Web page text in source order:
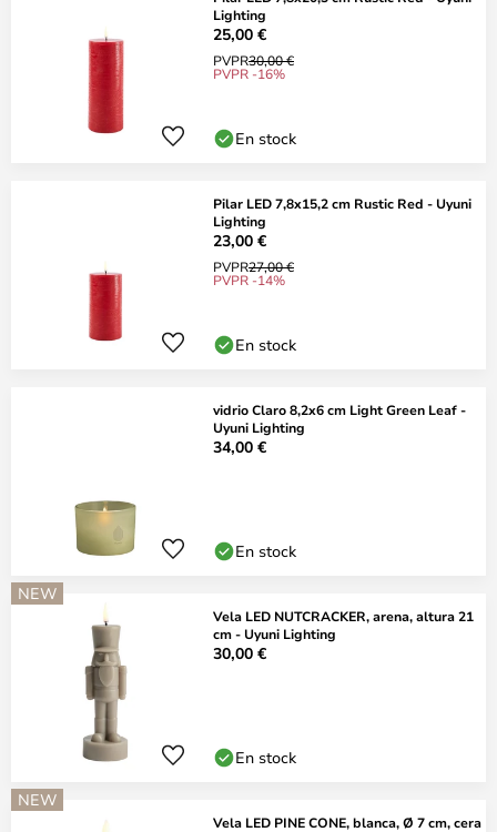
Lighting
25,00 €
PVPR30,00 €
PVPR -16%
En stock
Pilar LED 7,8x15,2 cm Rustic Red - Uyuni
Lighting
23,00 €
PVPR27,00 €
PVPR -14%
En stock
vidrio Claro 8,2x6 cm Light Green Leaf -
Uyuni Lighting
34,00 €
En stock
NEW
Vela LED NUTCRACKER, arena, altura 21
cm - Uyuni Lighting
30,00 €
En stock
NEW
Vela LED PINE CONE, blanca, Ø 7 cm, cera